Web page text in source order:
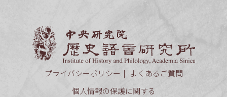
プライバシーポリシー
よくあるご質問
個人情報の保護に関する